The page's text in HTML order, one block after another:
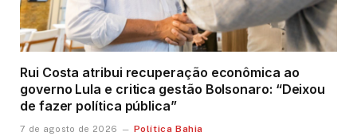
Rui Costa atribui recuperação econômica ao
governo Lula e critica gestão Bolsonaro: “Deixou
de fazer política pública”
7 de agosto de 2026 Política Bahia